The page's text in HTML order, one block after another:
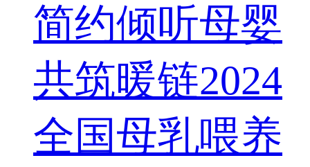
简约倾听母婴
共筑暖链2024
全国母乳喂养